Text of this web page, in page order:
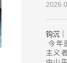
钩沉
今年
主义